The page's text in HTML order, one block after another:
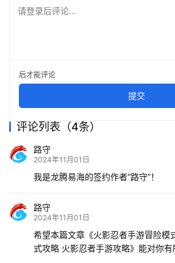
请登录后评论...
后才能评论
提交
评论列表（4条）
路守
2024年11月01日
我是龙腾易海的签约作者“路守”！
路守
2024年11月01日
希望本篇文章《火影忍者手游冒险模
式攻略 火影忍者手游攻略》能对你有